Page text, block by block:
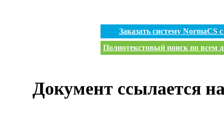
Заказать систему
Полнотекстовый поиск по всем
Документ ссылается